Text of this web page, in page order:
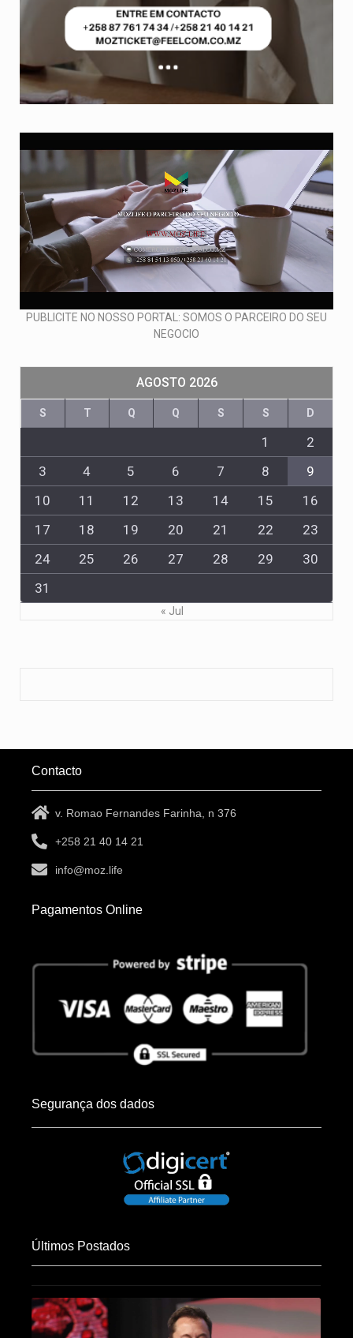
PUBLICITE NO NOSSO PORTAL: SOMOS O PARCEIRO DO SEU
NEGOCIO
AGOSTO 2026
S T Q Q S S D
1
2
3
4 5 6 7 8
9
10
11 12 13 14 15
16
17
18 19 20 21 22
23
24
25 26 27 28 29
30
31
« Jul
Contacto
v. Romao Fernandes Farinha, n 376
+258 21 40 14 21
info@moz.life
Pagamentos Online
Segurança dos dados
Últimos Postados